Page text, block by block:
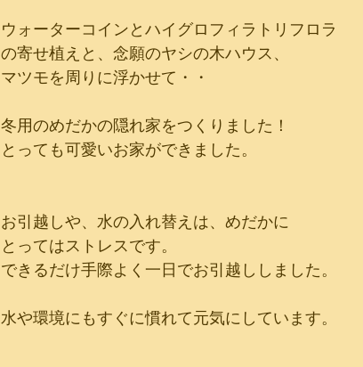
ウォーターコインとハイグロフィラトリフロラ
の寄せ植えと、念願のヤシの木ハウス、
マツモを周りに浮かせて・・
冬用のめだかの隠れ家をつくりました！
とっても可愛いお家ができました。
お引越しや、水の入れ替えは、めだかに
とってはストレスです。
できるだけ手際よく一日でお引越ししました。
水や環境にもすぐに慣れて元気にしています。